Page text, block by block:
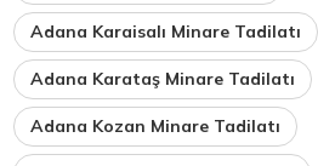
Adana Karaisalı Minare Tadilatı
Adana Karataş Minare Tadilatı
Adana Kozan Minare Tadilatı